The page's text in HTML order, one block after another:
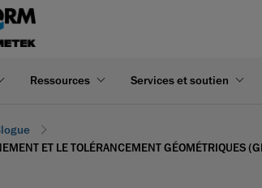
Ressources Services et soutien
ET LE TOLÉRANCEMENT GÉOMÉTRIQUES